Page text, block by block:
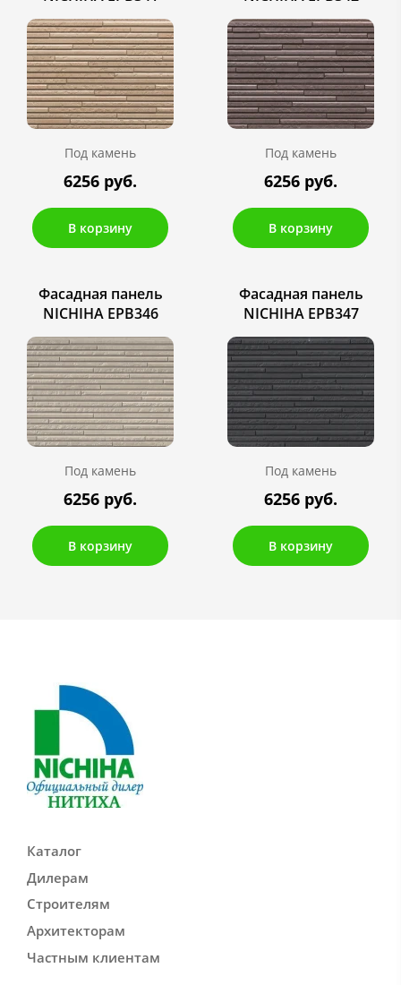
Под камень
6256 руб.
В корзину
Под камень
6256 руб.
В корзину
Фасадная панель
NICHIHA EPB346
Под камень
6256 руб.
В корзину
Фасадная панель
NICHIHA EPB347
Под камень
6256 руб.
В корзину
Каталог
Дилерам
Строителям
Архитекторам
Частным клиентам